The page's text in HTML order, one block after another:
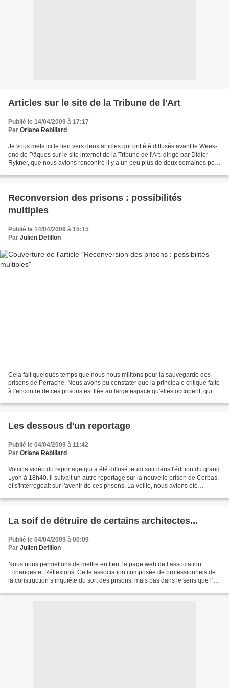
Articles sur le site de la Tribune de l'Art
Publié le 14/04/2009 à 17:17
Par Oriane Rebillard
Je vous mets ici le lien vers deux articles qui ont été diffusés avant le Week-
end de Pâques sur le site internet de la Tribune de l'Art, dirigé par Didier
Rykner, que nous avions rencontré il y a un peu plus de deux semaines pour
Reconversion des prisons : possibilités
multiples
Publié le 14/04/2009 à 15:15
Par Julien Defillon
Cela fait quelques temps que nous nous militons pour la sauvegarde des
prisons de Perrache. Nous avons pu constater que la principale critique faite
à l'encontre de ces prisons est liée au large espace qu'elles occupent, qui au
Les dessous d'un reportage
Publié le 04/04/2009 à 11:42
Par Oriane Rebillard
Voici la vidéo du reportage qui a été diffusé jeudi soir dans l'édition du grand
Lyon à 18h40. Il suivait un autre reportage sur la nouvelle prison de Corbas,
et s'interrogeait sur l'avenir de ces prisons. La veille, nous avions été
La soif de détruire de certains architectes...
Publié le 04/04/2009 à 00:09
Par Julien Defillon
Nous nous permettons de mettre en lien, la page web de l’association
Echanges et Réflexions. Cette association composée de professionnels de
la construction s’inquiète du sort des prisons, mais pas dans le sens que l’on